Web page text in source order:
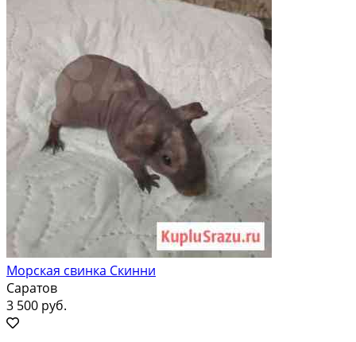
Морская свинка Скинни
Саратов
3 500 руб.